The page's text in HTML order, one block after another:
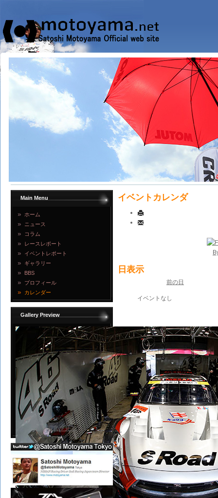
Main Menu
ホーム
ニュース
コラム
レースレポート
イベントレポート
ギャラリー
BBS
プロフィール
カレンダー
Gallery Preview
写真を見る
イベントカレンダ
日表示
前の日
イベントなし